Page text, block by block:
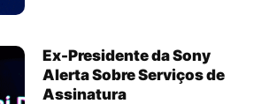
Ex-Presidente da Sony
Alerta Sobre Serviços de
Assinatura